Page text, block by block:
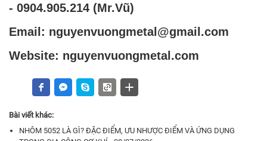
- 0904.905.214 (Mr.Vũ)
Email: nguyenvuongmetal@gmail.com
Website: nguyenvuongmetal.com
Bài viết khác:
NHÔM 5052 LÀ GÌ? ĐẶC ĐIỂM, ƯU NHƯỢC ĐIỂM VÀ ỨNG DỤNG